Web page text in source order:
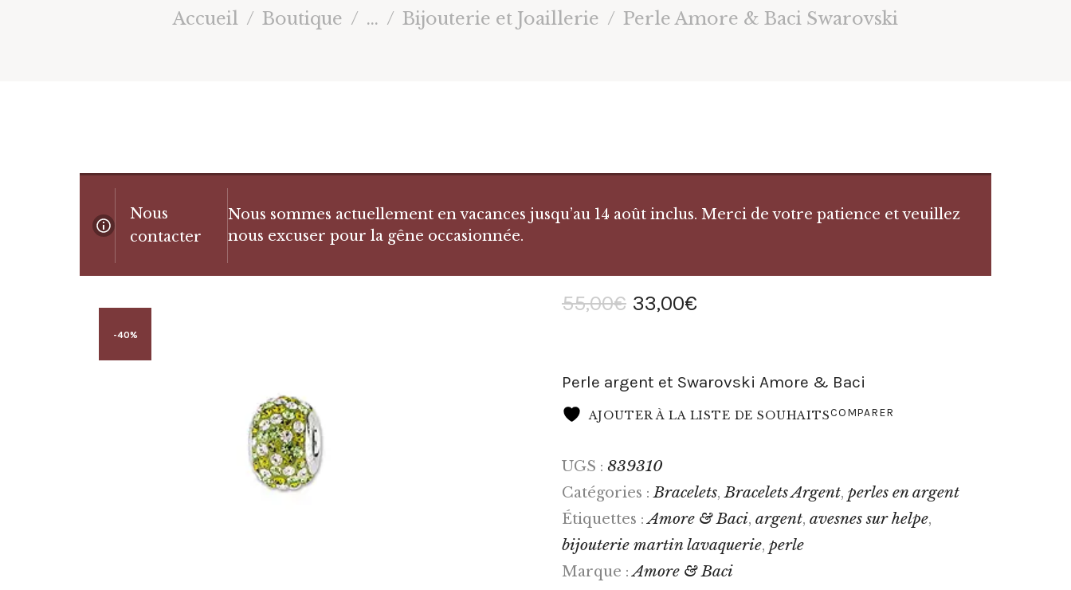
Accueil Boutique ... Bijouterie et Joaillerie Perle Amore & Baci Swarovski
Nous
contacter
Nous sommes actuellement en vacances jusqu’au 14 août inclus. Merci de votre patience et veuillez
nous excuser pour la gêne occasionnée.
-40%
55,00€ 33,00€
Perle argent et Swarovski Amore & Baci
AJOUTER À LA LISTE DE SOUHAITSCOMPARER
UGS : 839310
Catégories :Bracelets,Bracelets Argent, perles en argent
Étiquettes :Amore & Baci, argent, avesnes sur helpe,
bijouterie martin lavaquerie, perle
Marque :Amore & Baci